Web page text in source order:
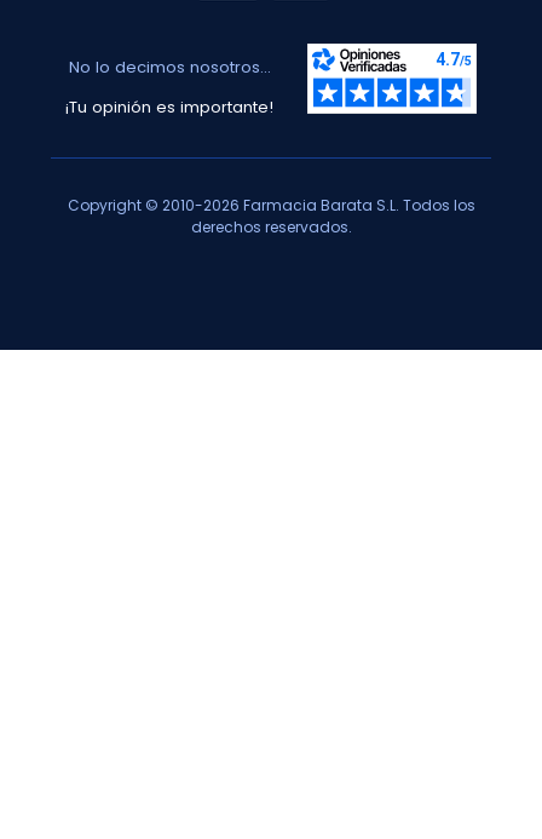
No lo decimos nosotros...
¡Tu opinión es importante!
Copyright © 2010-2026 Farmacia Barata S.L. Todos los
derechos reservados.